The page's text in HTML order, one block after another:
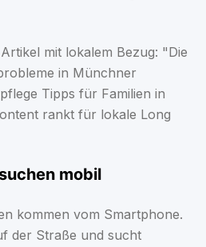
mit lokalem Bezug: "Die
in Münchner
Tipps für Familien in
rankt für lokale Long
mobil
kommen vom Smartphone.
der Straße und sucht